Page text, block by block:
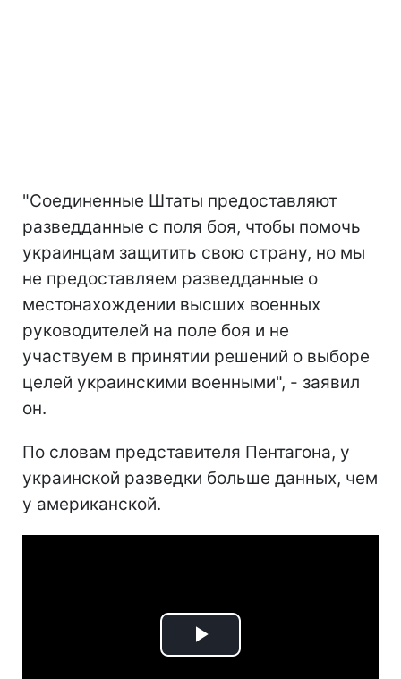
"Соединенные Штаты предоставляют
разведданные с поля боя, чтобы помочь
украинцам защитить свою страну, но мы
не предоставляем разведданные о
местонахождении высших военных
руководителей на поле боя и не
участвуем в принятии решений о выборе
целей украинскими военными", - заявил
он.
По словам представителя Пентагона, у
украинской разведки больше данных, чем
у американской.
Play